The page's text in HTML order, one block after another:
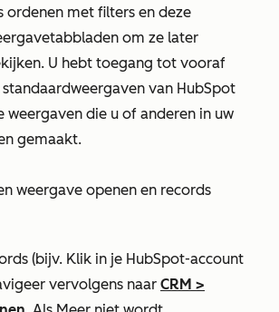
ordenen met filters en deze
om ze later
U hebt toegang tot vooraf
van HubSpot
weergaven die u of anderen in uw
gemaakt.
weergave openen en records
(bijv. Klik in je HubSpot-account
vervolgens naar CRM >